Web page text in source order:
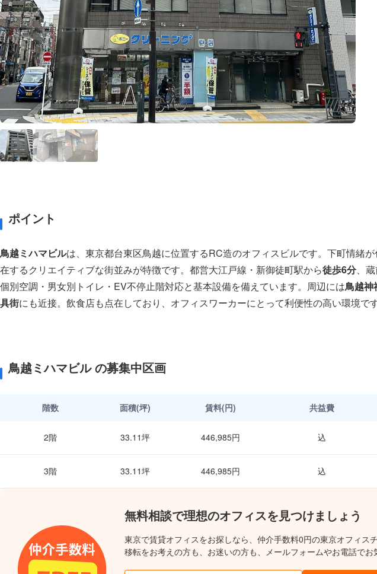
ポイント
鳥越ミハマビルは、東京都台東区鳥越に位置するRC造のオフィスビルです。下町情緒
在するクリエイティブな街並みが特徴です。都営大江戸線・新御徒町駅から徒歩6分、
個別空調・男女別トイレ・EV不停止階対応と基本設備を備えています。周辺には鳥越神
具街にも近接。飲食店も点在しており、オフィスワーカーにとって利便性の高い環境です
鳥越ミハマビル の募集中区画
階数 面積(坪) 賃料(円) 共益費
2階 33.11坪 446,985円 込
3階 33.11坪 446,985円 込
無料相談で理想のオフィスを見つけましょう
東京で賃貸オフィスをお探しなら、仲介手数料0円の東京オフィス
移転をお考えの方も、お迷いの方も、メールフォームやお電話でお